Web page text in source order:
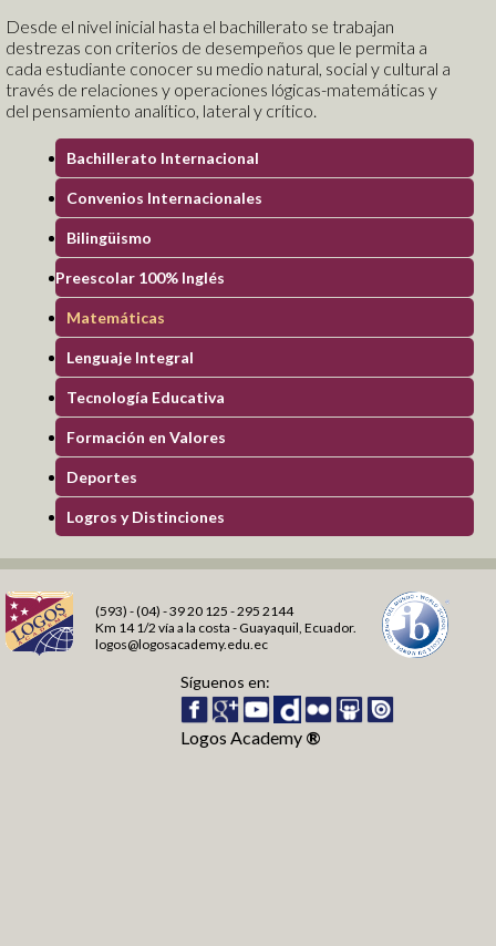
Club de periodismo digital
Producción Literaria
Blog Orientación Familiar
Parents
Sembrando Semillas de Amor
Padres Contracorriente
Construyendo Relaciones Saludables
Sexualidad Responsable
Galería de Videos
Académico
Plataforma Virtual
Logos TV
Logos Radio
Agenda virtual
Benchmark Universe
Holt McDougal On line
Comunicaciones
Proceso de Matriculación
Desde el nivel inicial hasta el bachillerato se trabajan
destrezas con criterios de desempeños que le permita a
cada estudiante conocer su medio natural, social y cultural a
través de relaciones y operaciones lógicas-matemáticas y
del pensamiento analítico, lateral y crítico.
Bachillerato Internacional
Convenios Internacionales
Bilingüismo
Preescolar 100% Inglés
Matemáticas
Lenguaje Integral
Tecnología Educativa
Formación en Valores
Deportes
Logros y Distinciones
(593) - (04) - 39 20 125 - 295 2144
Km 14 1/2 vía a la costa - Guayaquil, Ecuador.
logos@logosacademy.edu.ec
Síguenos en:
Logos Academy ®